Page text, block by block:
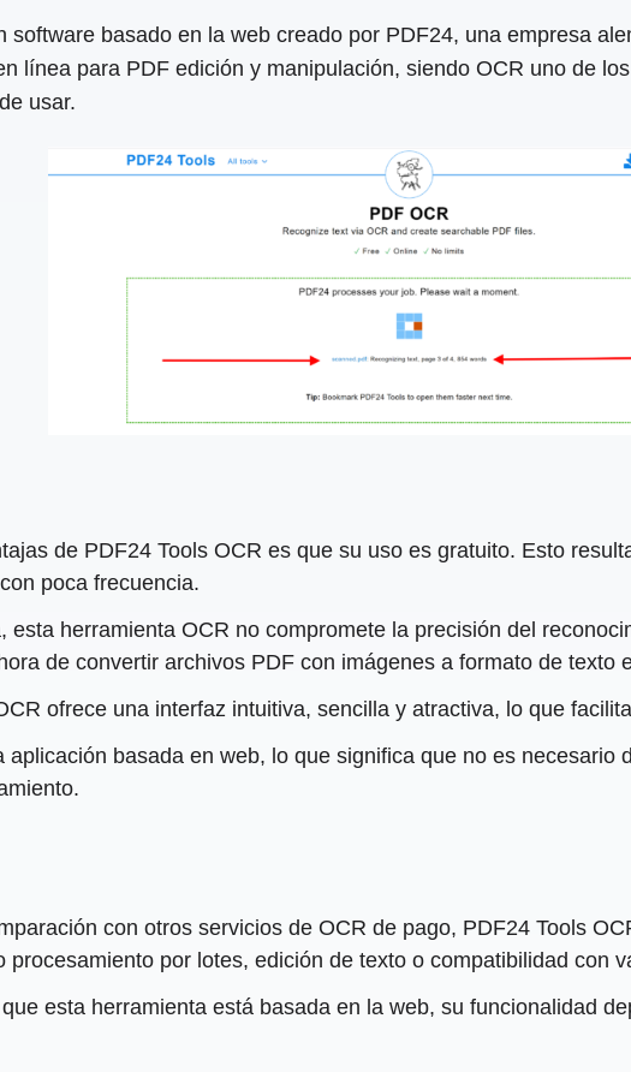
basado en la web creado por PDF24, una empresa
línea para PDF edición y manipulación, siendo OCR uno de
usar.
de PDF24 Tools OCR es que su uso es gratuito. Esto
poca frecuencia.
esta herramienta OCR no compromete la precisión del
de convertir archivos PDF con imágenes a formato de texto
ofrece una interfaz intuitiva, sencilla y atractiva, lo que
aplicación basada en web, lo que significa que no es
con otros servicios de OCR de pago, PDF24 Tools
procesamiento por lotes, edición de texto o compatibilidad con
esta herramienta está basada en la web, su funcionalidad